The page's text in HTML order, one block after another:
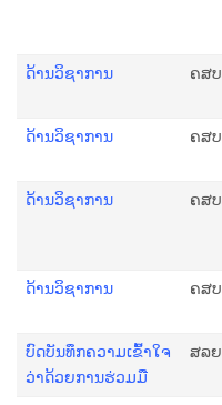
ດ້ານວິຊາການ ຄສບ
ດ້ານວິຊາການ ຄສບ
ດ້ານວິຊາການ ຄສບ
ດ້ານວິຊາການ ຄສບ
ບົດບັນທຶກຄວາມເຂົ້າໃຈ
ວ່າດ້ວຍການຮ່ວມມື
ສລຍ